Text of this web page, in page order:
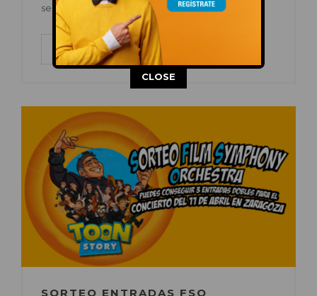
sencilla. Además, esta iniciativa…
LEER MÁS
SORTEO ENTRADAS FSO
This popup will close in:
CLOSE